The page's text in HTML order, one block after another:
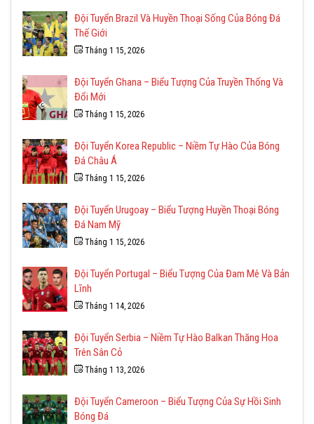
Đội Tuyển Brazil Và Huyền Thoại Sống Của Bóng Đá
Thế Giới
Tháng 1 15, 2026
Đội Tuyển Ghana – Biểu Tượng Của Truyền Thống Và
Đổi Mới
Tháng 1 15, 2026
Đội Tuyển Korea Republic – Niềm Tự Hào Của Bóng
Đá Châu Á
Tháng 1 15, 2026
Đội Tuyển Urugoay – Biểu Tượng Huyền Thoại Bóng
Đá Nam Mỹ
Tháng 1 15, 2026
Đội Tuyển Portugal – Biểu Tượng Của Đam Mê Và Bản
Lĩnh
Tháng 1 14, 2026
Đội Tuyển Serbia – Niềm Tự Hào Balkan Thăng Hoa
Trên Sân Cỏ
Tháng 1 13, 2026
Đội Tuyển Cameroon – Biểu Tượng Của Sự Hồi Sinh
Bóng Đá